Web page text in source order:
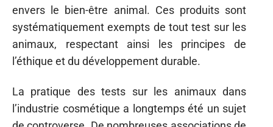
envers le bien-être animal. Ces produits sont
systématiquement exempts de tout test sur les
animaux, respectant ainsi les principes de
l’éthique et du développement durable.
La pratique des tests sur les animaux dans
l’industrie cosmétique a longtemps été un sujet